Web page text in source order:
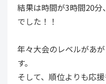
結果は時間が3時間20
でした！！
年々大会のレベルがあ
す。
そして、順位よりも応